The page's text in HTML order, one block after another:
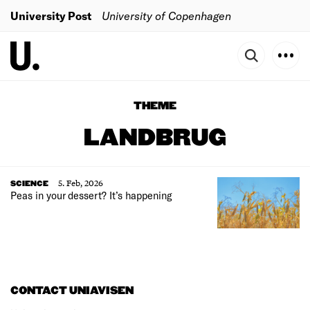
University Post University of Copenhagen
THEME
LANDBRUG
SCIENCE
5. Feb, 2026
Peas in your dessert? It’s happening
CONTACT UNIAVISEN